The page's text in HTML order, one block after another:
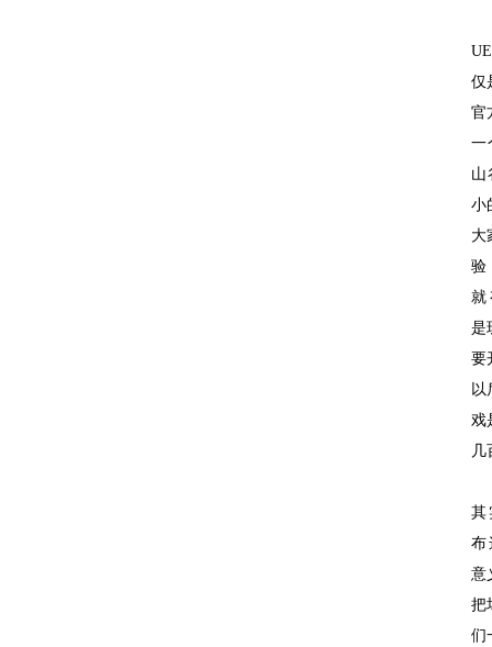
仅
官
一
山
小
大
验
就
是
要
以
戏
几
其
布
意
把
们